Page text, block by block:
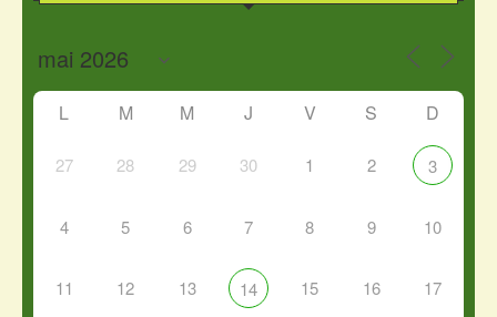
L M M J V S D
27 28 29 30 1 2 3
4 5 6 7 8 9 10
11 12 13 14 15 16 17